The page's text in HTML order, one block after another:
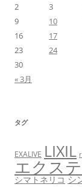
2
3
9
10
16
17
23
24
30
« 3月
タグ
EXALIVE LIXIL
エクス
シマトネリコ シ